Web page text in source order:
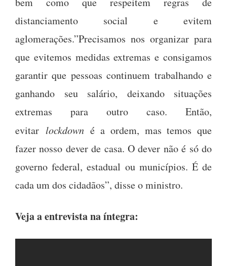
distanciamento social e evitem
aglomerações.”Precisamos nos organizar para
que evitemos medidas extremas e consigamos
garantir que pessoas continuem trabalhando e
ganhando seu salário, deixando situações
extremas para outro caso. Então,
evitar lockdowné a ordem, mas temos que
fazer nosso dever de casa. O dever não é só do
governo federal, estadual ou municípios. É de
cada um dos cidadãos”, disse o ministro.
Veja a entrevista na íntegra: